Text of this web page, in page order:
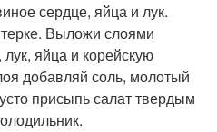
сердце, яйца и лук.
Выложи слоями
яйца и корейскую
добавляй соль, молотый
присыпь салат твердым